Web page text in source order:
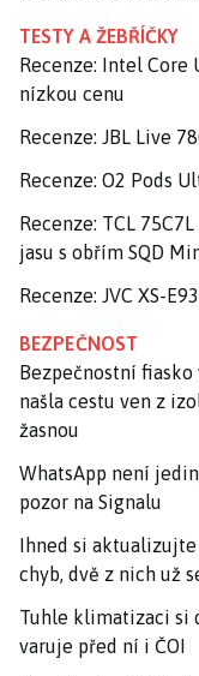
TESTY A ŽEBŘÍČKY
Recenze: Intel Core
nízkou cenu
Recenze: JBL Live
Recenze: O2 Pods
Recenze: TCL
jasu s obřím SQD
Recenze: JVC XS-
BEZPEČNOST
Bezpečnostní
našla cestu ven z
žasnou
WhatsApp není
pozor na Signalu
Ihned si
chyb, dvě z nich už
Tuhle klimatizaci si
varuje před ní i ČOI